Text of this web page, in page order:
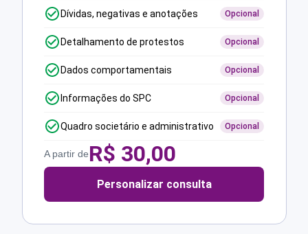
Dívidas, negativas e anotações Opcional
Detalhamento de protestos Opcional
Dados comportamentais Opcional
Informações do SPC Opcional
Quadro societário e administrativo Opcional
A partir deR$ 30,00
Personalizar consulta